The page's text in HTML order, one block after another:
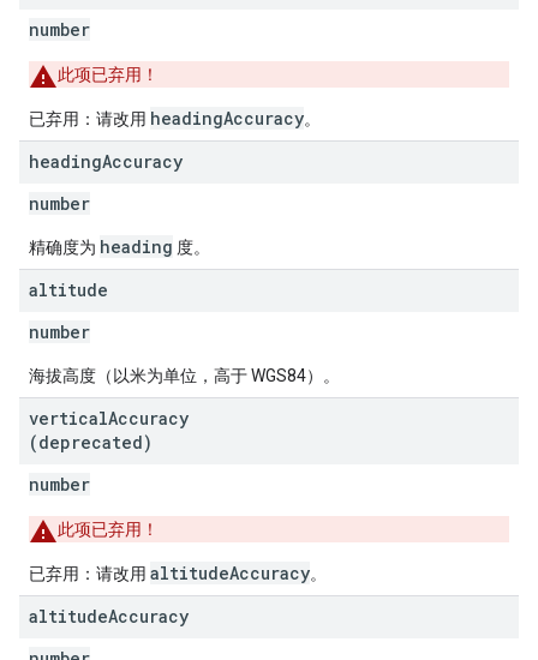
number
此项已弃用！
已弃用：请改用 headingAccuracy。
headingAccuracy
number
精确度为 heading 度。
altitude
number
海拔高度（以米为单位，高于 WGS84）。
verticalAccuracy
(deprecated)
number
此项已弃用！
已弃用：请改用 altitudeAccuracy。
altitudeAccuracy